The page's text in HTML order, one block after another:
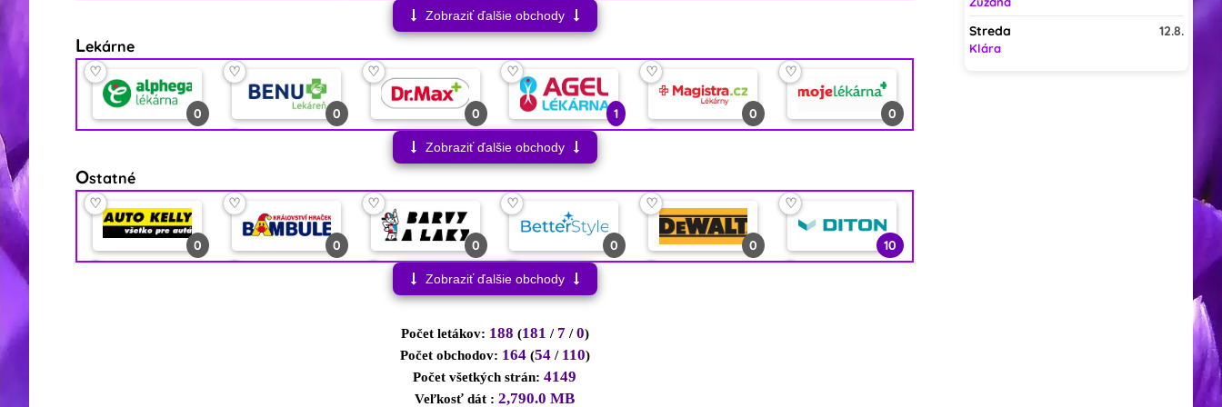
0 0 1 2
♡
11 0
0
♡
0
♡
0
♡
1
♡
0
♡
1
♡
0 0 0
♡
0 0
0
♡
Zobraziť ďalšie obchody
Lekárne
0
♡
0
♡
0
♡
1
♡
0
♡
0
♡
Zobraziť ďalšie obchody
Ostatné
0
♡
0
♡
0
♡
0
♡
0
♡
10
♡
0
♡
Zobraziť ďalšie obchody
Počet letákov: 188 (181 / 7 /0)
Počet obchodov: 164(54/ 110)
Počet všetkých strán: 4149
Veľkosť dát : 2,790.0 MB
Streda 12.8.
Klára